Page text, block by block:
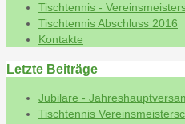
Tischtennis -
Tischtennis Abschluss 2016
Kontakte
Letzte Beiträge
Jubilare -
Tischtennis